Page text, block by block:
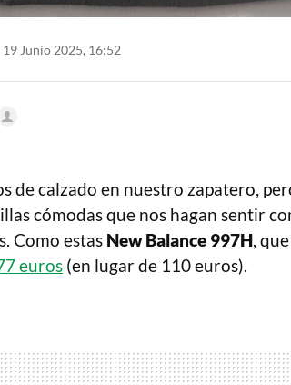
Junio 2025, 16:52
de calzado en nuestro zapatero,
cómodas que nos hagan sentir
Como estas New Balance 997H,
euros (en lugar de 110 euros).